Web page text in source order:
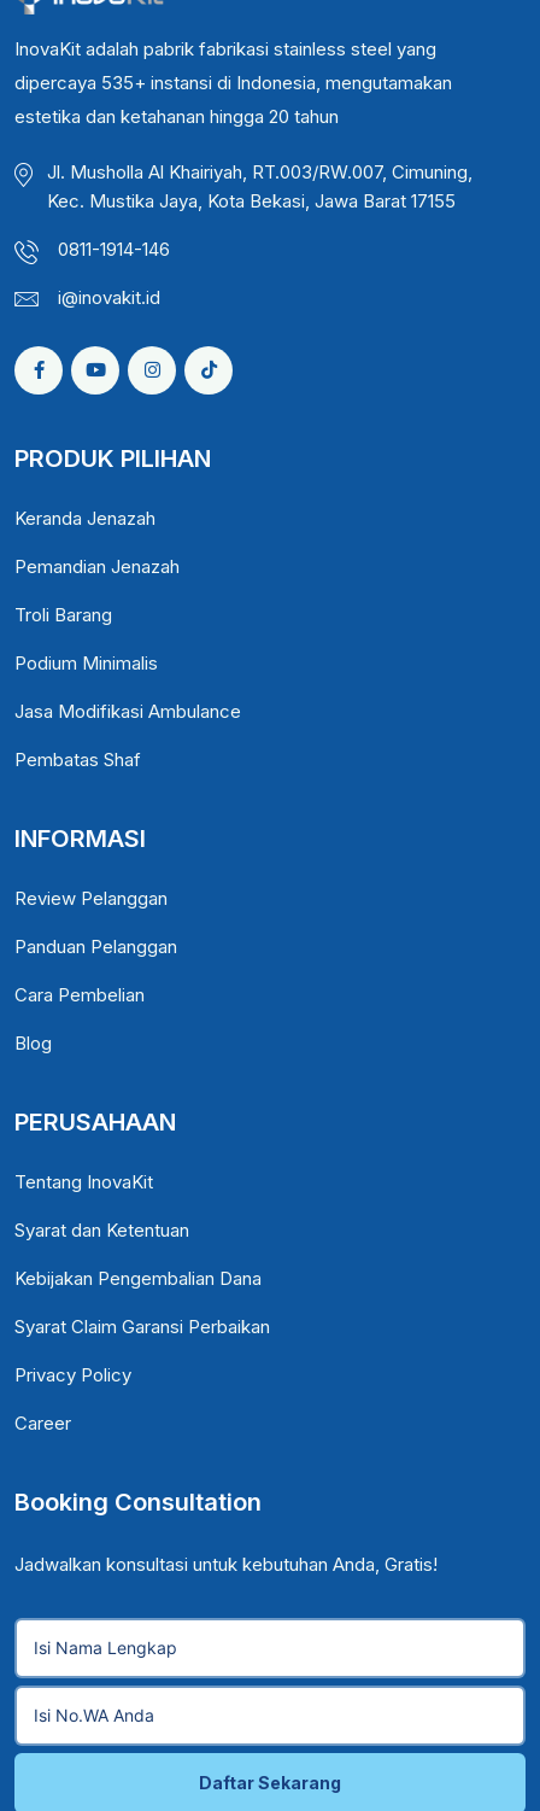
InovaKit adalah pabrik fabrikasi stainless steel yang
dipercaya 535+ instansi di Indonesia, mengutamakan
estetika dan ketahanan hingga 20 tahun
Jl. Musholla Al Khairiyah, RT.003/RW.007, Cimuning,
Kec. Mustika Jaya, Kota Bekasi, Jawa Barat 17155
0811-1914-146
i@inovakit.id
PRODUK PILIHAN
Keranda Jenazah
Pemandian Jenazah
Troli Barang
Podium Minimalis
Jasa Modifikasi Ambulance
Pembatas Shaf
INFORMASI
Review Pelanggan
Panduan Pelanggan
Cara Pembelian
Blog
PERUSAHAAN
Tentang InovaKit
Syarat dan Ketentuan
Kebijakan Pengembalian Dana
Syarat Claim Garansi Perbaikan
Privacy Policy
Career
Booking Consultation
Jadwalkan konsultasi untuk kebutuhan Anda, Gratis!
Daftar Sekarang